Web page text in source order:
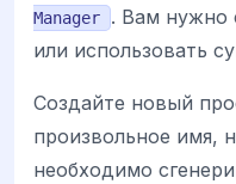
Manager
. Вам нужно
или использовать
Создайте новый
произвольное имя,
необходимо